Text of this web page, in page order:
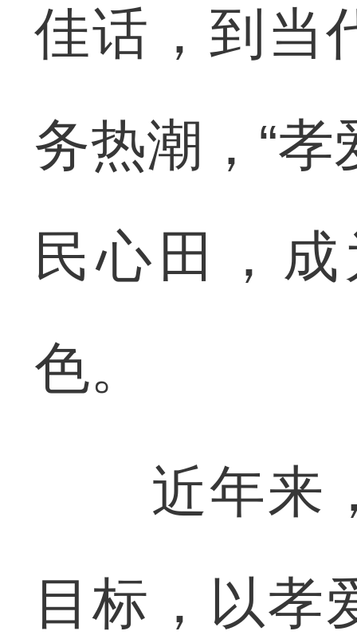
佳话，到当
务热潮，“
民心田，
色。
近年来，
目标，以孝